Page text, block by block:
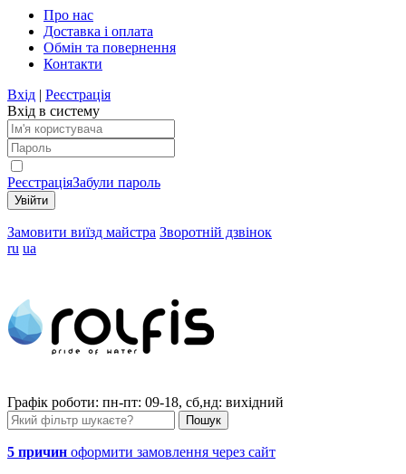
Про нас
Доставка і оплата
Обмін та повернення
Контакти
Вхід | Реєстрація
Вхід в систему
РеєстраціяЗабули пароль
Замовити виїзд майстра Зворотній дзвінок
ru ua
Графік роботи: пн-пт: 09-18, сб,нд: вихідний
5 причин оформити замовлення через сайт